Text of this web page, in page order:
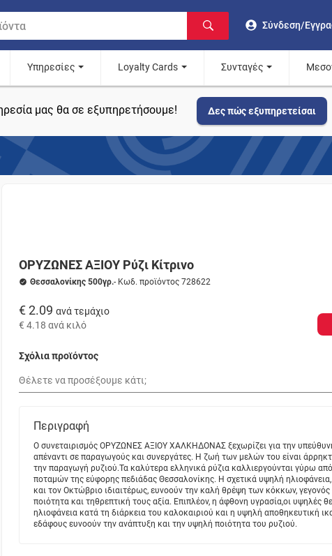
Σύνδεση/
Υπηρεσίες Loyalty Cards Συνταγές
μας θα σε εξυπηρετήσουμε! Δες πώς εξυπηρετείσαι
ΟΡΥΖΩΝΕΣ ΑΞΙΟΥ Ρύζι Κίτρινο
Θεσσαλονίκης 500γρ.- Κωδ. προϊόντος 728622
€ 2.09 ανά τεμάχιο
€ 4.18 ανά κιλό
Σχόλια προϊόντος
Περιγραφή
Ο συνεταιρισμός ΟΡΥΖΩΝΕΣ ΑΞΙΟΥ ΧΑΛΚΗΔΟΝΑΣ ξεχωρίζει για την
απέναντι σε παραγωγούς και συνεργάτες. Η ζωή των μελών του είναι
την παραγωγή ρυζιού.Τα καλύτερα ελληνικά ρύζια καλλιεργούνται γύρω
ποταμών της εύφορης πεδιάδας Θεσσαλονίκης. Η σχετικά υψηλή
και τον Οκτώβριο ιδιαιτέρως, ευνοούν την καλή θρέψη των κόκκων, γεγονός
ποιότητα και τηθρεπτική τους αξία. Επιπλέον, η άφθονη υγρασία,οι υψηλές
ηλιοφάνεια κατά τη διάρκεια του καλοκαιριού και η υψηλή αποθηκευτική
εδάφους ευνοούν την ανάπτυξη και την υψηλή ποιότητα του ρυζιού.